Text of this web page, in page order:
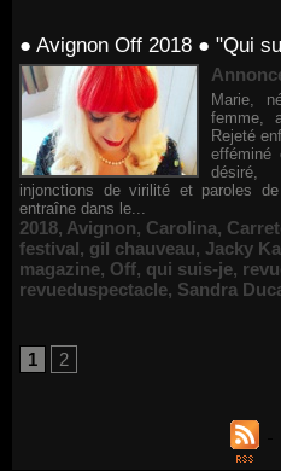
● Avignon Off 2018 ● "Qui
Marie,
femme,
Rejeté
efféminé
désiré,
injonctions de virilité et paroles
entraîne dans le...
2018, Avignon, Carolina,
festival, gil chauveau, Jacky
magazine, Off, qui suis-je,
revueduspectacle, Sandra
1 2